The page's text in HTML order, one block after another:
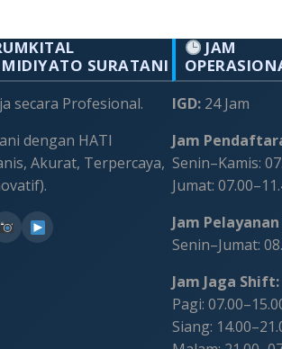
MIDIYATO SURATANI
secara Profesional.
dengan HATI
Akurat, Terpercaya,
JAM
IGD:24 Jam
Jam
Senin–Kamis:
Jumat:
Jam
Senin–Jumat:
Jam Jaga Shift:
Pagi:
Siang: